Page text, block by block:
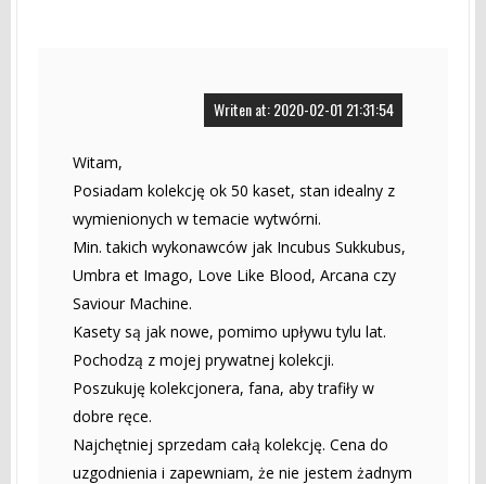
Writen at: 2020-02-01 21:31:54
Witam,
Posiadam kolekcję ok 50 kaset, stan idealny z
wymienionych w temacie wytwórni.
Min. takich wykonawców jak Incubus Sukkubus,
Umbra et Imago, Love Like Blood, Arcana czy
Saviour Machine.
Kasety są jak nowe, pomimo upływu tylu lat.
Pochodzą z mojej prywatnej kolekcji.
Poszukuję kolekcjonera, fana, aby trafiły w
dobre ręce.
Najchętniej sprzedam całą kolekcję. Cena do
uzgodnienia i zapewniam, że nie jestem żadnym